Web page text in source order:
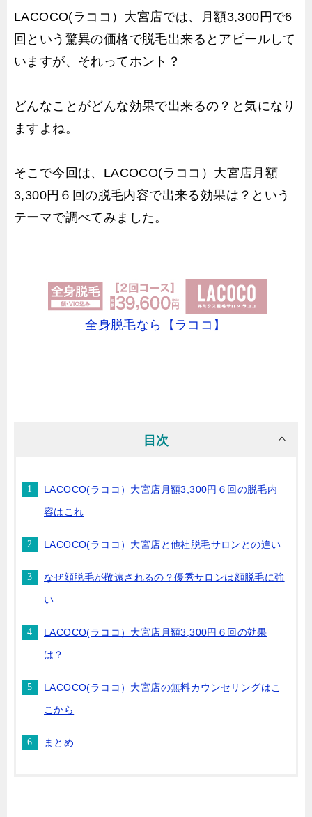
LACOCO(ラココ）大宮店では、月額3,300円で6
回という驚異の価格で脱毛出来るとアピールして
いますが、それってホント？
どんなことがどんな効果で出来るの？と気になり
ますよね。
そこで今回は、LACOCO(ラココ）大宮店月額
3,300円６回の脱毛内容で出来る効果は？という
テーマで調べてみました。
全身脱毛なら【ラココ】
目次
LACOCO(ラココ）大宮店月額3,300円６回の脱毛内
容はこれ
LACOCO(ラココ）大宮店と他社脱毛サロンとの違い
なぜ顔脱毛が敬遠されるの？優秀サロンは顔脱毛に強
い
LACOCO(ラココ）大宮店月額3,300円６回の効果
は？
LACOCO(ラココ）大宮店の無料カウンセリングはこ
こから
まとめ